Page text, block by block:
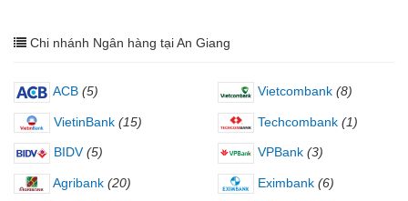
Chi nhánh Ngân hàng tại An Giang
ACB (5) Vietcombank (8)
VietinBank (15) Techcombank (1)
BIDV (5) VPBank (3)
Agribank (20) Eximbank (6)